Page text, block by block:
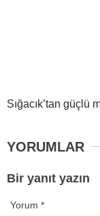
Sığacık’tan güçlü
YORUMLAR
Bir yanıt yazın
Yorum *